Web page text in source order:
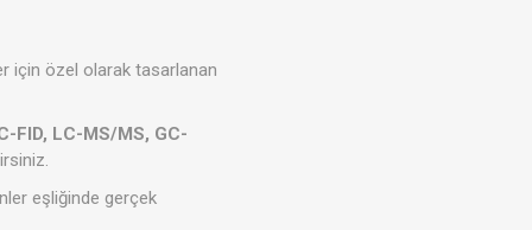
için özel olarak tasarlanan
FID, LC-MS/MS, GC-
eşliğinde gerçek